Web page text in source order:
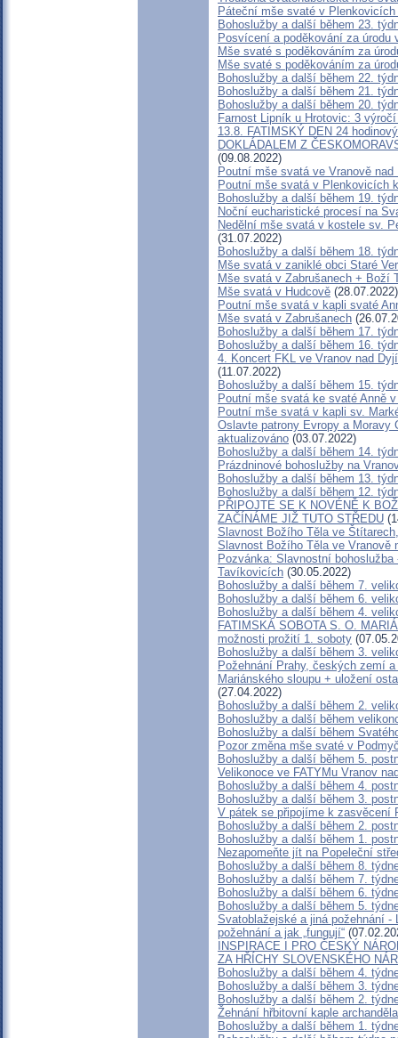
Páteční mše svaté v Plenkovicích
Bohoslužby a další během 23.
Posvícení a poděkování za úrodu
Mše svaté s poděkováním za
Mše svaté s poděkováním za
Bohoslužby a další během 22.
Bohoslužby a další během 21.
Bohoslužby a další během 20.
Farnost Lipník u Hrotovic: 3
13.8. FATIMSKÝ DEN 24
DOKLÁDALEM Z
(09.08.2022)
Poutní mše svatá ve Vranově nad
Poutní mše svatá v Plenkovicích
Bohoslužby a další během 19.
Noční eucharistické procesí na
Nedělní mše svatá v kostele sv.
(31.07.2022)
Bohoslužby a další během 18.
Mše svatá v zaniklé obci Staré
Mše svatá v Zabrušanech + Boží
Mše svatá v Hudcově (28.07.2022)
Poutní mše svatá v kapli svaté
Mše svatá v Zabrušanech
Bohoslužby a další během 17.
Bohoslužby a další během 16.
4. Koncert FKL ve Vranov nad
(11.07.2022)
Bohoslužby a další během 15.
Poutní mše svatá ke svaté Anně
Poutní mše svatá v kapli sv.
Oslavte patrony Evropy a Moravy
aktualizováno (03.07.2022)
Bohoslužby a další během 14.
Prázdninové bohoslužby na
Bohoslužby a další během 13.
Bohoslužby a další během 12.
PŘIPOJTE SE K NOVÉNĚ K
ZAČÍNÁME JIŽ TUTO STŘEDU
Slavnost Božího Těla ve
Slavnost Božího Těla ve Vranově
Pozvánka: Slavnostní
Tavíkovicích (30.05.2022)
Bohoslužby a další během 7.
Bohoslužby a další během 6.
Bohoslužby a další během 4.
FATIMSKÁ SOBOTA S. O.
možnosti prožití 1. soboty
Bohoslužby a další během 3.
Požehnání Prahy, českých zemí
Mariánského sloupu + uložení
(27.04.2022)
Bohoslužby a další během 2.
Bohoslužby a další během
Bohoslužby a další během
Pozor změna mše svaté v
Bohoslužby a další během 5.
Velikonoce ve FATYMu Vranov
Bohoslužby a další během 4.
Bohoslužby a další během 3.
V pátek se připojíme k zasvěcení
Bohoslužby a další během 2.
Bohoslužby a další během 1.
Nezapomeňte jít na Popeleční
Bohoslužby a další během 8.
Bohoslužby a další během 7.
Bohoslužby a další během 6.
Bohoslužby a další během 5.
Svatoblažejské a jiná požehnání
požehnání a jak „fungují“
INSPIRACE I PRO ČESKÝ
ZA HŘÍCHY SLOVENSKÉHO
Bohoslužby a další během 4.
Bohoslužby a další během 3.
Bohoslužby a další během 2.
Žehnání hřbitovní kaple
Bohoslužby a další během 1.